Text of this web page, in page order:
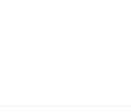
YVONNE VAN BRUGGEN